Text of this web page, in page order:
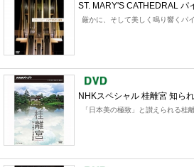
ST. MARY'S CATHEDRAL パ
厳かに、そして美しく鳴り響くパ
NHKスペシャル 桂離宮 知ら
「日本美の極致」と讃えられる桂